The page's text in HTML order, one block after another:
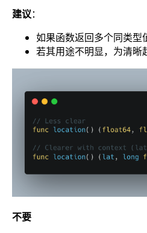
建议：
如果函数返回多个同类型
若其用途不明显，为清晰
不要